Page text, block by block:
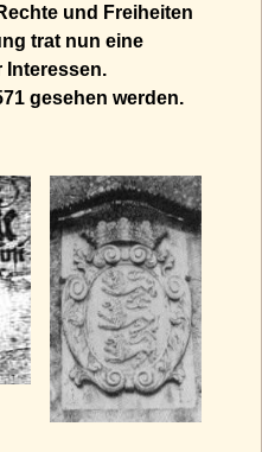
und Freiheiten
trat nun eine
Interessen.
gesehen werden.